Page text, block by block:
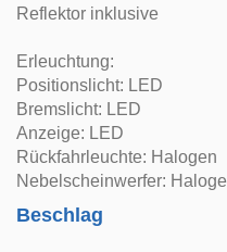
Reflektor inklusive
Erleuchtung:
Positionslicht: LED
Bremslicht: LED
Anzeige: LED
Rückfahrleuchte: Halogen
Nebelscheinwerfer:
Beschlag